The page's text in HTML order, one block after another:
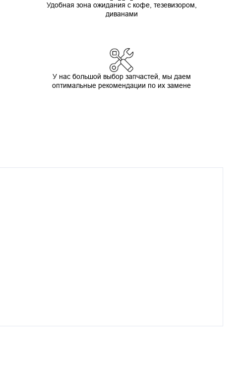
Удобная зона ожидания с кофе, тезевизором,
диванами
У нас большой выбор запчастей, мы даем
оптимальные рекомендации по их замене